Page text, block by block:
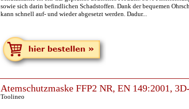
sowie sich darin befindlichen Schadstoffen. Dank der bequemen
kann schnell auf- und wieder abgesetzt werden. Dadur...
Atemschutzmaske FFP2 NR, EN 149:2001,
Toolineo